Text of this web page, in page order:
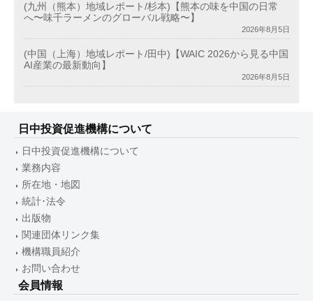
(九州（熊本）地域レポート/杉本)【熊本の味を中国の日常
へ〜味千ラーメンのグローバル戦略〜】
2026年8月5日
(中国（上海）地域レポート/田中)【WAIC 2026から見る中国
AI産業の最新動向】
2026年8月5日
日中投資促進機構について
日中投資促進機構について
業務内容
所在地・地図
統計･法令
出版物
関連団体リンク集
機構職員紹介
お問い合わせ
会員情報